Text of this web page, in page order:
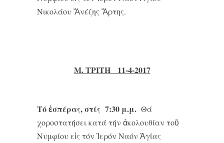
Νικολάου Ἄνέζης Ἄρτης.
Μ. ΤΡΙΤΗ 11-4-2017
Τό ἑσπέρας, στίς 7:30 μ.μ. Θά
χοροστατήσει κατά τήν ἀκολουθίαν τοῦ
Νυμφίου εἰς τόν Ἱερόν Ναόν Ἁγίας